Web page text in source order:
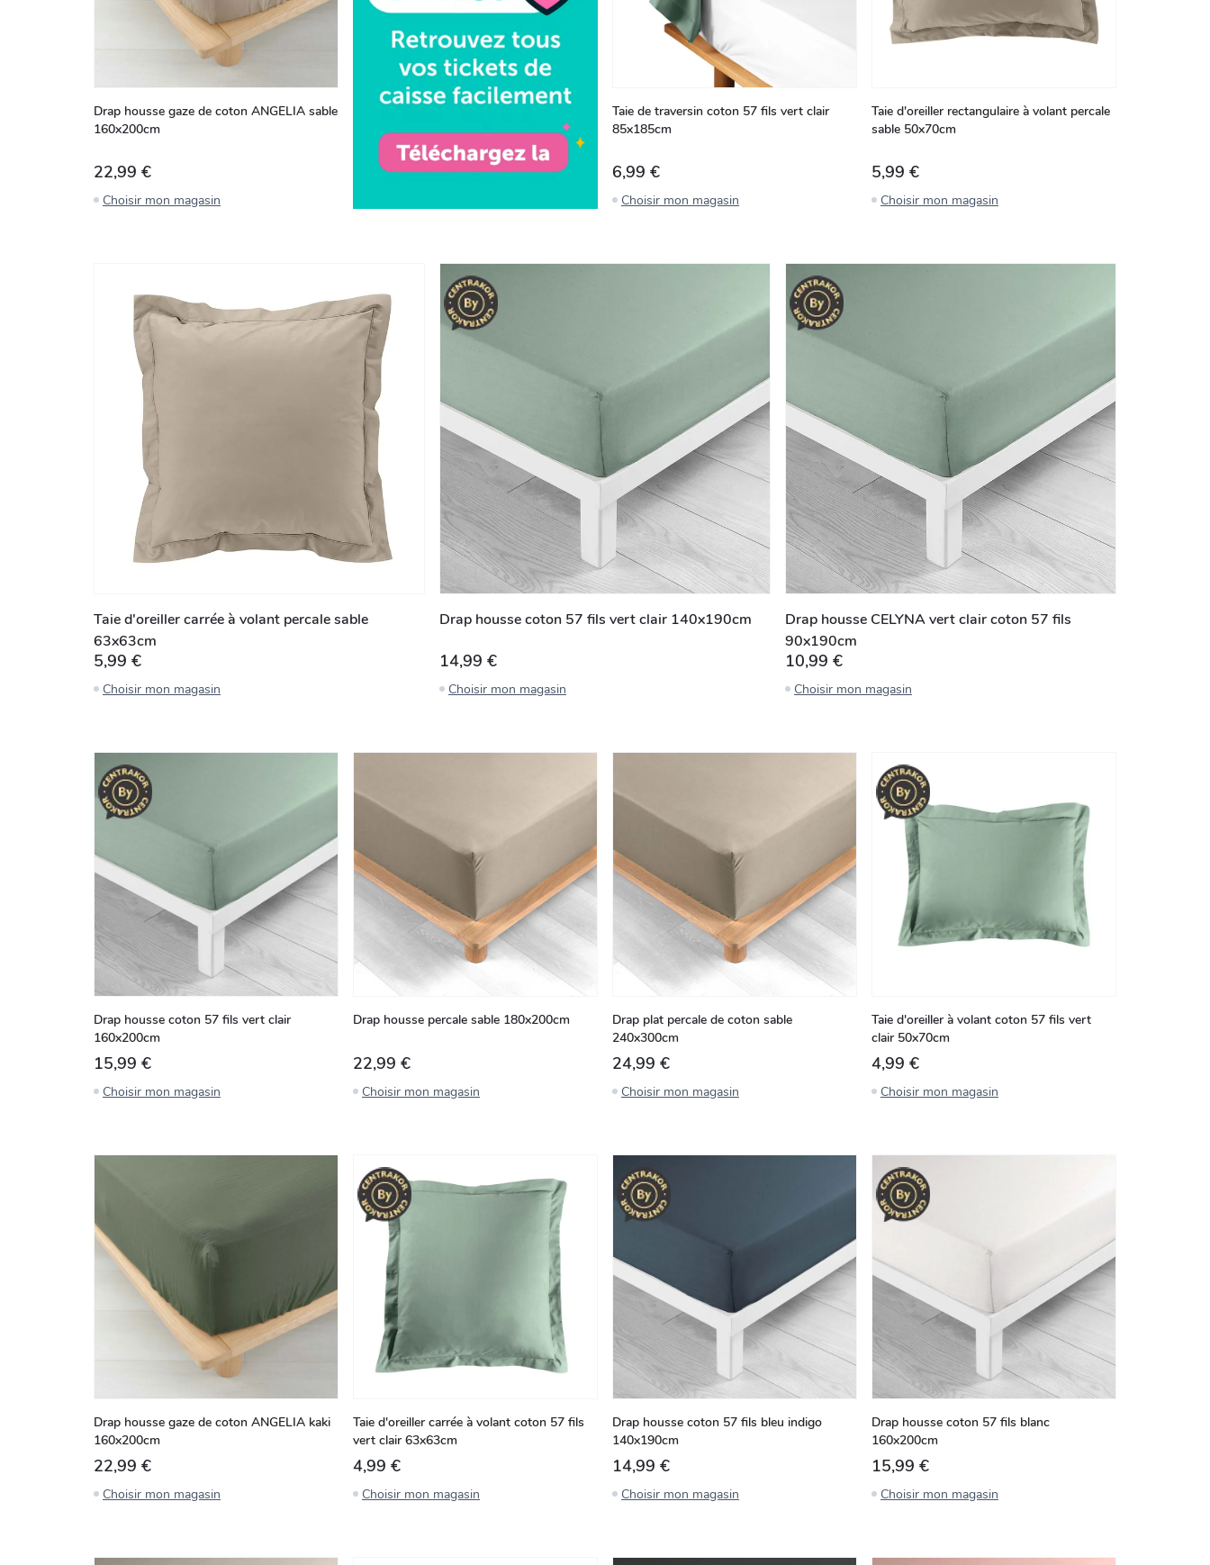
Drap housse gaze de coton ANGELIA sable
160x200cm
22,99 €
Choisir mon magasin
Taie de traversin coton 57 fils vert clair
85x185cm
6,99 €
Choisir mon magasin
Taie d'oreiller rectangulaire à volant percale
sable 50x70cm
5,99 €
Choisir mon magasin
Taie d'oreiller carrée à volant percale sable
63x63cm
5,99 €
Choisir mon magasin
Drap housse coton 57 fils vert clair 140x190cm
14,99 €
Choisir mon magasin
Drap housse CELYNA vert clair coton 57 fils
90x190cm
10,99 €
Choisir mon magasin
Drap housse coton 57 fils vert clair
160x200cm
15,99 €
Choisir mon magasin
Drap housse percale sable 180x200cm
22,99 €
Choisir mon magasin
Drap plat percale de coton sable
240x300cm
24,99 €
Choisir mon magasin
Taie d'oreiller à volant coton 57 fils vert
clair 50x70cm
4,99 €
Choisir mon magasin
Drap housse gaze de coton ANGELIA kaki
160x200cm
22,99 €
Choisir mon magasin
Taie d'oreiller carrée à volant coton 57 fils
vert clair 63x63cm
4,99 €
Choisir mon magasin
Drap housse coton 57 fils bleu indigo
140x190cm
14,99 €
Choisir mon magasin
Drap housse coton 57 fils blanc
160x200cm
15,99 €
Choisir mon magasin